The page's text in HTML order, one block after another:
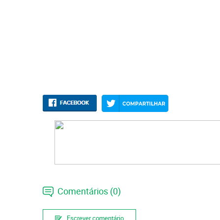
Comentários (0)
Escrever comentário